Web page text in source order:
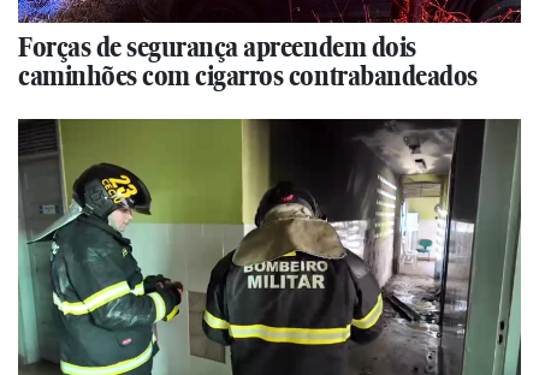
Forças de segurança apreendem dois
caminhões com cigarros contrabandeados